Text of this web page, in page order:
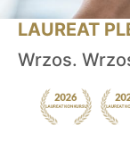
LAUREAT
Wrzos.